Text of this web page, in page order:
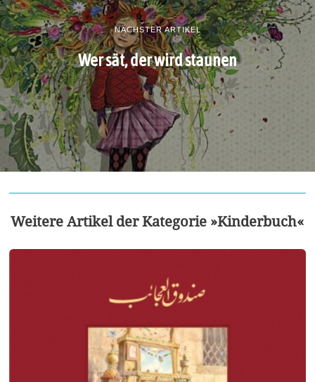
NÄCHSTER ARTIKEL
Wer sät, der wird staunen
Weitere Artikel der Kategorie »Kinderbuch«